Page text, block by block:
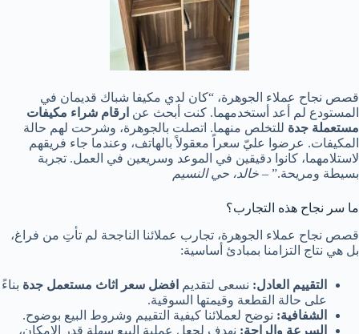
قصص نجاح عملاء الجوهرة، “كان لدي مكيفا شباك قديمان في
المستودع لم أعد أستخدمهما. كنت أبحث عن ارقام شراء مكيفات
مستعملة جدة للتخلص منهما. اتصلت بالجوهرة، وشرحت لهم حالة
المكيفات. عرضوا عليّ سعراً معقولاً بالهاتف، وعندما جاء فريقهم
لاستلامهما، كانوا دقيقين في الموعد وسريعين في العمل. تجربة
بسيطة ومريحة.” – خالد، حي النسيم
ما سر نجاح هذه التجارب؟
قصص نجاح عملاء الجوهرة، تجارب عملائنا الناجحة لم تأتِ من فراغ،
بل هي نتاج التزامنا بمبادئ أساسية:
التقييم العادل: نسعى لتقديم افضل سعر اثاث مستعمل جدة بناءً
على حالة القطعة وقيمتها السوقية.
الشفافية: نوضح لعملائنا كيفية التقييم وشروط البيع بوضوح.
السرعة والراحة: نهدف لجعل عملية البيع سهلة قدر الإمكان،